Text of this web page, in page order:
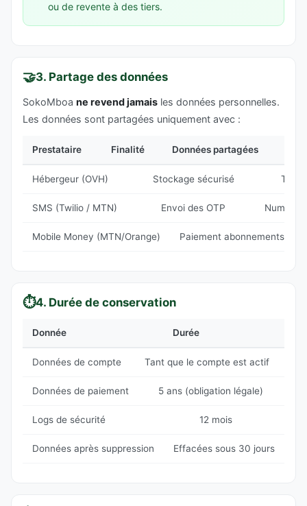
ou de revente à des tiers.
🤝3. Partage des données
SokoMboa ne revend jamais les données personnelles.
Les données sont partagées uniquement avec :
Prestataire Finalité Données partagées
Hébergeur (OVH) Stockage sécurisé
SMS (Twilio / MTN) Envoi des OTP Numéro
Mobile Money (MTN/Orange) Paiement abonnements
⏱️4. Durée de conservation
Donnée Durée
Données de compte Tant que le compte est actif
Données de paiement 5 ans (obligation légale)
Logs de sécurité 12 mois
Données après suppression Effacées sous 30 jours